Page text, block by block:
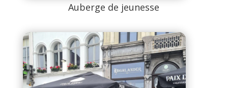
Auberge de jeunesse